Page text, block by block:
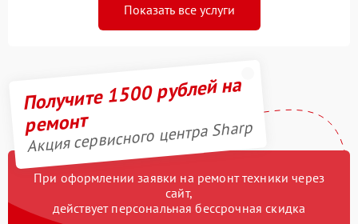
Показать все услуги
Получите 1500 рублей на
ремонт
Акция сервисного центра Sharp
При оформлении заявки на ремонт техники через
сайт,
действует персональная бессрочная скидка